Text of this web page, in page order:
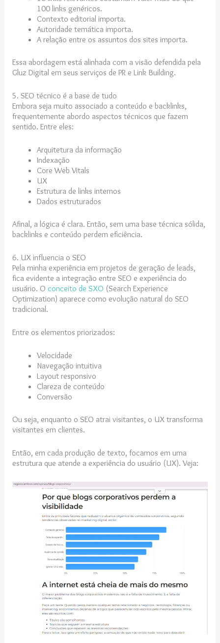
100 links genéricos.
Contexto editorial importa.
Autoridade temática importa.
A relação entre os assuntos dos sites importa.
Essa abordagem está alinhada com a visão defendida pela
Gluz Digital em seus serviços de PR e Link Building.
5. SEO técnico é a base de tudo
Embora seja muito associado a conteúdo e backlinks,
frequentemente abordo aspectos técnicos que fazem
sentido. Entre eles:
Arquitetura da informação
Indexação
Core Web Vitals
UX
Estrutura de links internos
Dados estruturados
Afinal, a lógica é clara. Então, sem uma base técnica sólida,
backlinks e conteúdo perdem eficiência.
6. UX influencia o SEO
Pela minha experiência em projetos de geração de leads,
fica evidente a integração entre SEO e experiência do
usuário. Oconceito de SXO (Search Experience
Optimization) aparece como evolução natural do SEO
tradicional.
Entre os elementos priorizados:
Velocidade
Navegação intuitiva
Layout responsivo
Clareza de conteúdo
Conversão
Ou seja, enquanto o SEO atrai visitantes, o UX transforma
visitantes em clientes.
Então, em cada produção de texto, focamos em uma
estrutura que atende a experiência do usuário (UX). Veja: